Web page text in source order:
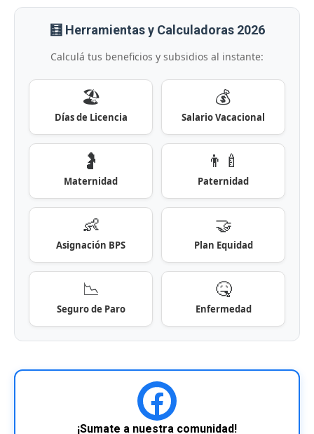
🧮 Herramientas y Calculadoras 2026
Calculá tus beneficios y subsidios al instante:
🏖️
Días de Licencia
💰
Salario Vacacional
🤰
Maternidad
👨‍🍼
Paternidad
👶
Asignación BPS
🤝
Plan Equidad
📉
Seguro de Paro
🤒
Enfermedad
¡Sumate a nuestra comunidad!